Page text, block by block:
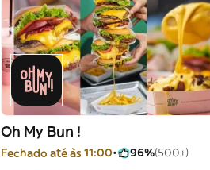
Oh My Bun !
Fechado até às 11:00 96%(500+)